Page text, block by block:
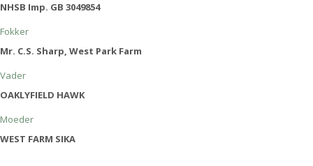
NHSB Imp. GB 3049854
Fokker
Mr. C.S. Sharp, West Park Farm
Vader
OAKLYFIELD HAWK
Moeder
WEST FARM SIKA